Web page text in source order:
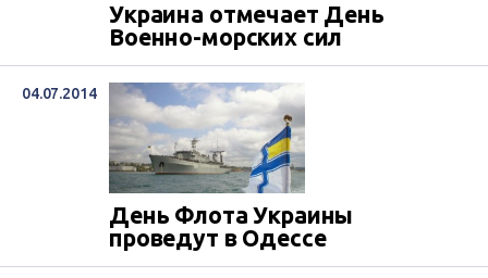
Украина отмечает День
Военно-морских сил
04.07.2014
День Флота Украины
проведут в Одессе